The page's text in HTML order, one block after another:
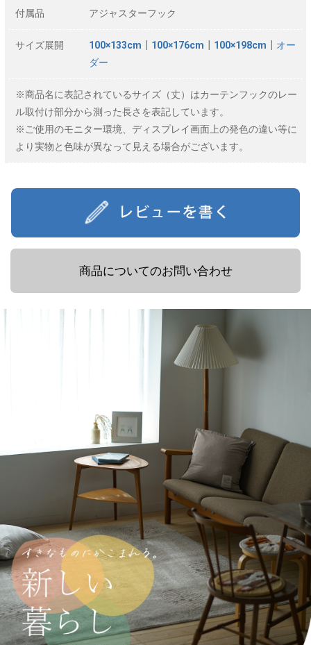
付属品 アジャスターフック
サイズ展開 100×133cm 100×176cm 100×198cm
オー
ダー
※商品名に表記されているサイズ（丈）はカーテンフックのレー
ル取付け部分から測った長さを表記しています。
※ご使用のモニター環境、ディスプレイ画面上の発色の違い等に
より実物と色味が異なって見える場合がございます。
商品についてのお問い合わせ